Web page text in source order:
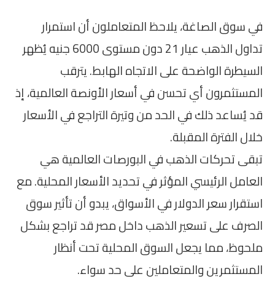
في سوق الصاغة، يلاحظ المتعاملون أن استمرار
تداول الذهب عيار 21 دون مستوى 6000 جنيه يُظهر
السيطرة الواضحة على الاتجاه الهابط. يترقب
المستثمرون أي تحسن في أسعار الأونصة العالمية، إذ
قد يُساعد ذلك في الحد من وتيرة التراجع في الأسعار
خلال الفترة المقبلة.
تبقى تحركات الذهب في البورصات العالمية هي
العامل الرئيسي المؤثر في تحديد الأسعار المحلية. مع
استقرار سعر الدولار في الأسواق، يبدو أن تأثير سوق
الصرف على تسعير الذهب داخل مصر قد تراجع بشكل
ملحوظ، مما يجعل السوق المحلية تحت أنظار
المستثمرين والمتعاملين على حد سواء.